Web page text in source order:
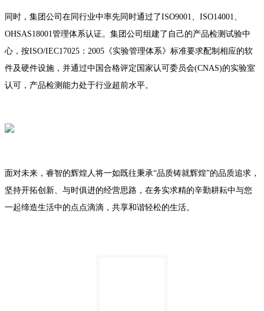
同时，集团公司在同行业中率先同时通过了ISO9001、ISO14001、
OHSAS18001管理体系认证。集团公司组建了自己的产品检测试验中
心，按ISO/IEC17025：2005《实验管理体系》标准要求配制相应的软
件及硬件设施，并通过中国合格评定国家认可委员会(CNAS)的实验室
认可，产品检测能力处于行业超前水平。
面对未来，睿智的辉煌人将一如既往秉承“品质铸就辉煌”的品质追求，
坚持开拓创新、与时俱进的经营思路，在务实求精的辛勤耕耘中与您
一起缔造生活中的点点滴滴，共享和谐轻松的生活。